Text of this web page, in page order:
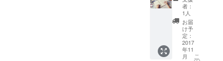
け】 準
備・当
日・片
付けの
詳細レ
ポート&
写真を
お届け
者：
1人
お届
け予
定：
2017
年11
月
こ